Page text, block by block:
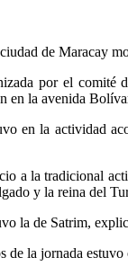
de Maracay
por el comité
en la avenida
en la actividad
a la tradicional
y la reina del
la de Satrim,
de la jornada